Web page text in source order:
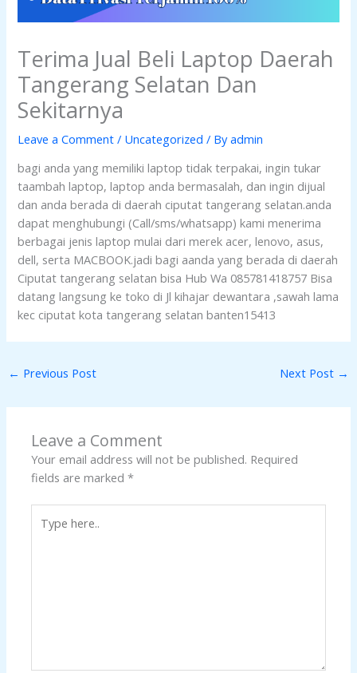
Terima Jual Beli Laptop Daerah
Tangerang Selatan Dan
Sekitarnya
Leave a Comment / Uncategorized / Byadmin
bagi anda yang memiliki laptop tidak terpakai, ingin tukar
taambah laptop, laptop anda bermasalah, dan ingin dijual
dan anda berada di daerah ciputat tangerang selatan.anda
dapat menghubungi (Call/sms/whatsapp) kami menerima
berbagai jenis laptop mulai dari merek acer, lenovo, asus,
dell, serta MACBOOK.jadi bagi aanda yang berada di daerah
Ciputat tangerang selatan bisa Hub Wa 085781418757 Bisa
datang langsung ke toko di Jl kihajar dewantara ,sawah lama
kec ciputat kota tangerang selatan banten15413
← Previous Post Next Post →
Leave a Comment
Your email address will not be published. Required
fields are marked*
here..